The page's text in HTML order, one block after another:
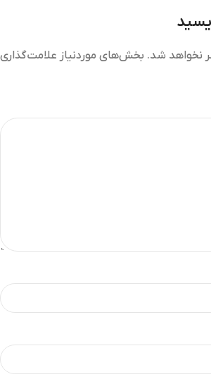
نخواهد شد. بخش‌های موردنیاز علامت‌گذاری